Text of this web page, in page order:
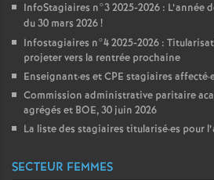
InfoStagiaires n°3 2025-2026 : L’année
du 30 mars 2026!
Infostagiaires n°4 2025-2026 :
projeter vers la rentrée prochaine
Enseignant·es etCPE stagiaires affecté·
Commission administrative paritaire
agrégés et BOE, 30 juin 2026
La liste des stagiaires titularisé·es pour
SECTEUR FEMMES